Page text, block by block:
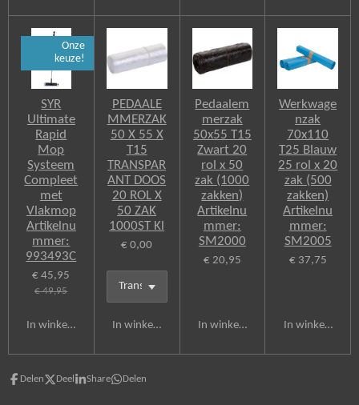
Onze
keuze!
SYR
Ultimate
Rapid
Mop
Systeem
Compleet
met
Vlakmop
Artikelnu
mmer:
993493C
€ 45,95
€ 49,95
In winkelwagen
PEDAALE
MMERZAK
50 X 55 X
T15
TRANSPAR
ANT DOOS
20 ROL X
50 ZAK
1000ST Kl
€ 0,00
In winkelwagen
Pedaalem
merzak
50x55 T15
Zwart 20
rol x 50
zak (1000
zakken)
Artikelnu
mmer:
SM2000
€ 20,95
In winkelwagen
Werkwage
nzak
70x110
T25 Blauw
25 rol x 20
zak (500
zakken)
Artikelnu
mmer:
SM2005
€ 37,75
In winkelwagen
Delen Deel Share Delen